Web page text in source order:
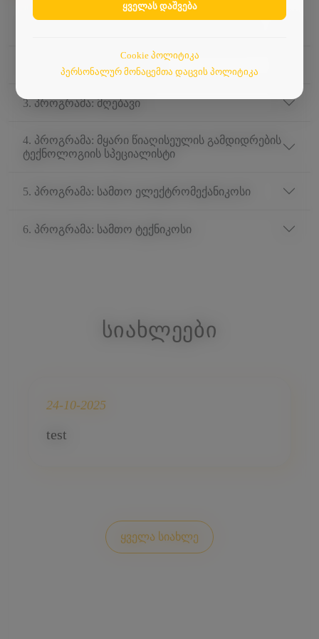
2. პროგრამა: მებათქაშე
3. პროგრამა: მღებავი
4. პროგრამა: მყარი წიაღისეულის გამდიდრების
ტექნოლოგიის სპეციალისტი
5. პროგრამა: სამთო ელექტრომექანიკოსი
6. პროგრამა: სამთო ტექნიკოსი
ᲡᲘᲐᲮᲚᲔᲔᲑᲘ
24-10-2025
test
ყველა სიახლე
ყველას დაშვება
Cookie პოლიტიკა
პერსონალურ მონაცემთა დაცვის პოლიტიკა